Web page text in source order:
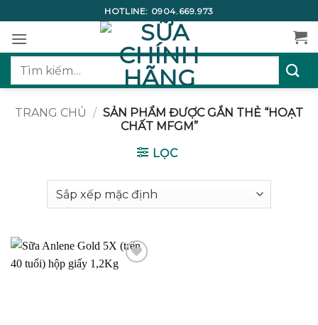
qua
nội
dung
HOTLINE: 0904.669.973
Tìm
TRANG CHỦ / SẢN PHẨM ĐƯỢC GẮN THẺ “HOẠT
CHẤT MFGM”
LỌC
Add to